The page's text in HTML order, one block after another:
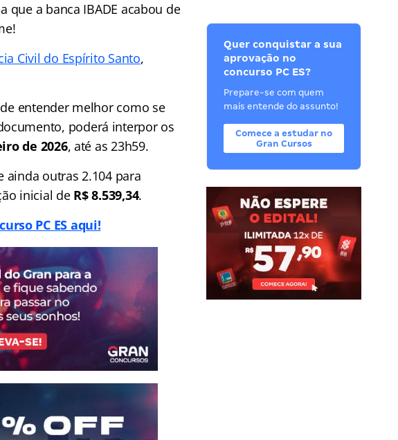
que a banca IBADE acabou de
Civil do Espírito Santo,
entender melhor como se
poderá interpor os
de 2026, até as 23h59.
ainda outras 2.104 para
inicial de R$ 8.539,34.
PC ES aqui!
Quer conquistar a sua
aprovação no
concurso PC ES?
Prepare-se com quem
mais entende do assunto!
Comece a estudar no
Gran Cursos